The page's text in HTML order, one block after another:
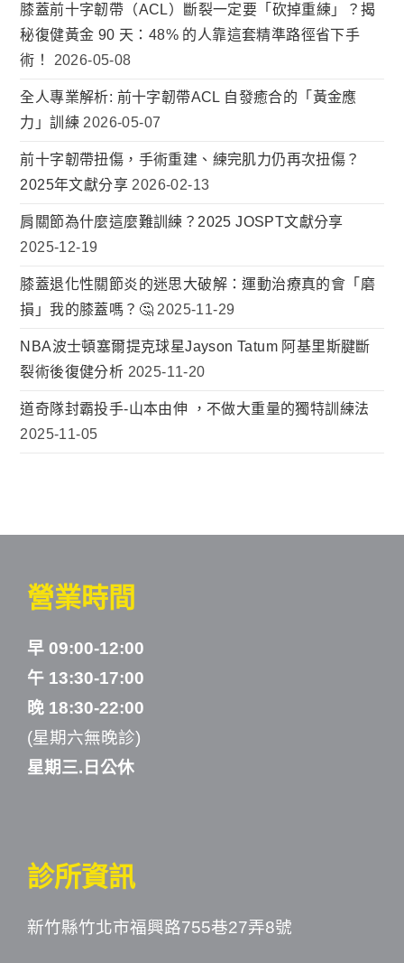
膝蓋前十字韌帶（ACL）斷裂一定要「砍掉重練」？揭
秘復健黃金 90 天：48% 的人靠這套精準路徑省下手
術！
2026-05-08
全人專業解析: 前十字韌帶ACL 自發癒合的「黃金應
力」訓練 2026-05-07
前十字韌帶扭傷，手術重建、練完肌力仍再次扭傷？
2025年文獻分享 2026-02-13
肩關節為什麼這麼難訓練？2025 JOSPT文獻分享
2025-12-19
膝蓋退化性關節炎的迷思大破解：運動治療真的會「磨
損」我的膝蓋嗎？🤔 2025-11-29
NBA波士頓塞爾提克球星Jayson Tatum 阿基里斯腱斷
裂術後復健分析 2025-11-20
道奇隊封霸投手-山本由伸 ，不做大重量的獨特訓練法
2025-11-05
營業時間
早 09:00-12:00
午 13:30-17:00
晚 18:30-22:00
(星期六無晚診)
星期三.日公休
診所資訊
新竹縣竹北市福興路755巷27弄8號